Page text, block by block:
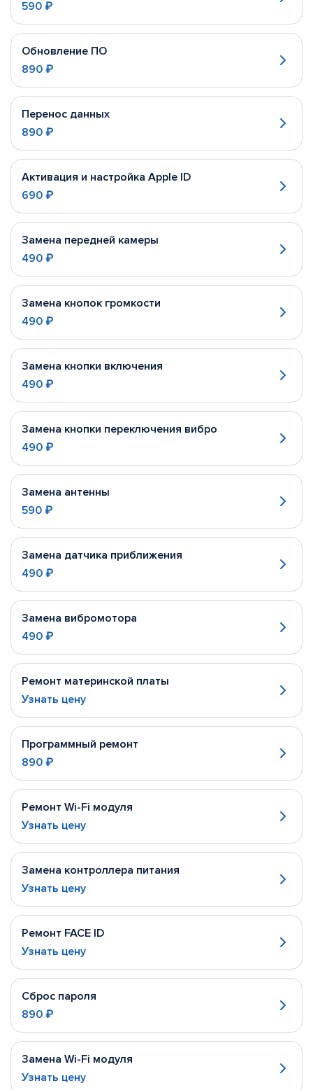
590 ₽
Обновление ПО
890 ₽
Перенос данных
890 ₽
Активация и настройка Apple ID
690 ₽
Замена передней камеры
490 ₽
Замена кнопок громкости
490 ₽
Замена кнопки включения
490 ₽
Замена кнопки переключения вибро
490 ₽
Замена антенны
590 ₽
Замена датчика приближения
490 ₽
Замена вибромотора
490 ₽
Ремонт материнской платы
Узнать цену
Программный ремонт
890 ₽
Ремонт Wi-Fi модуля
Узнать цену
Замена контроллера питания
Узнать цену
Ремонт FACE ID
Узнать цену
Сброс пароля
890 ₽
Замена Wi-Fi модуля
Узнать цену